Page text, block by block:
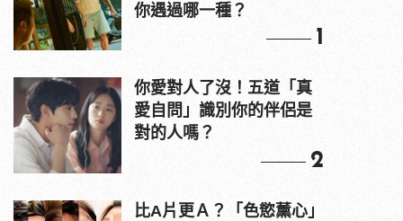
你遇過哪一種？
1
你愛對人了沒！五道「真
愛自問」識別你的伴侶是
對的人嗎？
2
比A片更Ａ？「色慾薰心」